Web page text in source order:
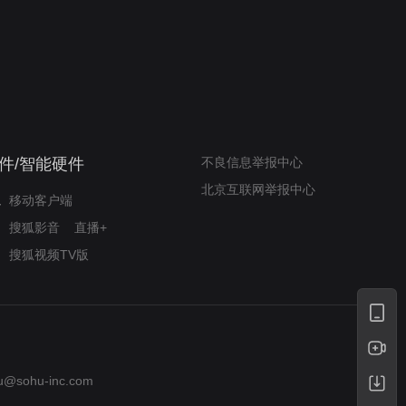
/智能硬件
移动客户端
搜狐影音
直播+
搜狐视频TV版
不良信息举报中心
北京互联网举报中心
inc.com